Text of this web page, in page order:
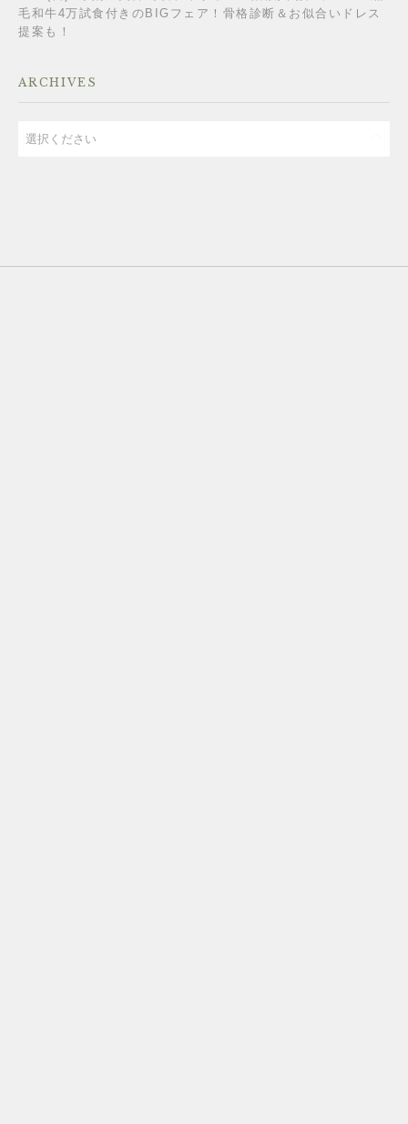
毛和牛4万試食付きのBIGフェア！骨格診断＆お似合いドレス
提案も！
ARCHIVES